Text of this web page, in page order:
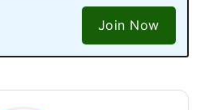
Join Now